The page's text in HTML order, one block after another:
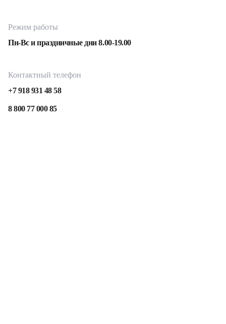
Режим работы
Пн-Вс и праздничные дни 8.00-19.00
Контактный телефон
+7 918 931 48 58
8 800 77 000 85